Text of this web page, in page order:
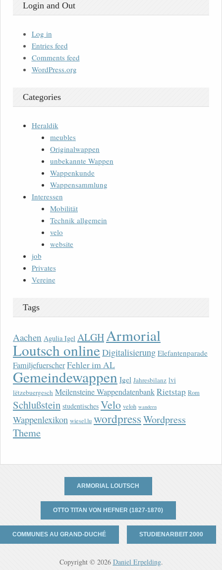
Login and Out
Log in
Entries feed
Comments feed
WordPress.org
Categories
Heraldik
meubles
Originalwappen
unbekannte Wappen
Wappenkunde
Wappensammlung
Interessen
Mobilität
Technik allgemein
velo
website
job
Privates
Vereine
Tags
Aachen Agulia Igel ALGHArmorial
Loutsch onlineDigitalisierung Elefantenparade
FamiljefuerscherFehler im AL
Gemeindewappen Igel Jahresbilanz lvi
lëtzebuergesch Meilensteine WappendatenbankRietstap Rom
Schlußstein studentisches Velo veloh wandern
Wappenlexikon wiesel.lu wordpressWordpress
Theme
ARMORIAL LOUTSCH
OTTO TITAN VON HEFNER (1827-1870)
COMMUNES AU GRAND-DUCHÉ STUDIENARBEIT 2000
Copyright © 2026 Daniel Erpelding.